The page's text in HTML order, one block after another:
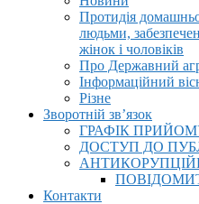
Протидія
людьми,
жінок і чоловіків
Про Державний
Інформаційний
Різне
Зворотній зв’язок
ГРАФІК
ДОСТУП ДО
Контакти